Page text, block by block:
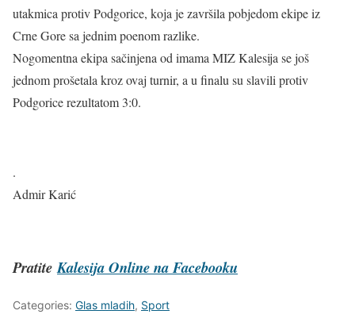
utakmica protiv Podgorice, koja je završila pobjedom ekipe iz
Crne Gore sa jednim poenom razlike.
Nogomentna ekipa sačinjena od imama MIZ Kalesija se još
jednom prošetala kroz ovaj turnir, a u finalu su slavili protiv
Podgorice rezultatom 3:0.
.
Admir Karić
PratiteKalesija Online na Facebooku
Categories: Glas mladih, Sport